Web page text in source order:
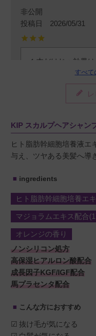
非公開
投稿日
2026/05/31
１本だけじゃ効果
地は普通のシャン
すべて
KIP スカルプヘアシャン
ヒト脂肪幹細胞培養液エ
与え、ツヤある美髪へ導
ingredients
ヒト脂肪幹細胞培養エ
マジョラムエキス配合
オレンジの香り
ノンシリコン処方
高保湿ヒアルロン酸配合
成長因子KGF/IGF配合
馬プラセンタ配合
こんな方におすすめ
☑ 抜け毛が気になる